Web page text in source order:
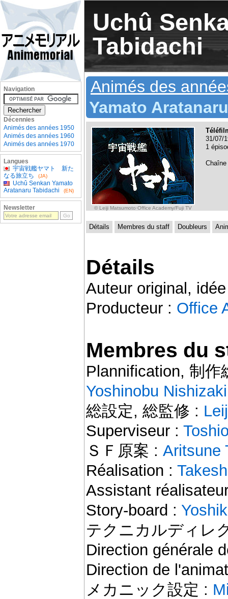
Uchû
Tabidachi
Animés des
Yamato
© Leiji Matsumoto·Office Academy/Fuji TV
31/07/
1
Détails Membres du staff Doubleurs
Détails
Auteur original,
Producteur : Office
Membres du
Plannification, 制作
Yoshinobu Nishizaki
総設定, 総監修 :
Superviseur :
ＳＦ原案 : Aritsune
Réalisation :
Assistant
Story-board :
テクニカルディレ
Direction générale
Direction de
メカニック設定 :
Navigation
Décennies
Animés des années 1950
Animés des années 1960
Animés des années 1970
Langues
宇宙戦艦ヤマト 新た
なる旅立ち
(JA)
Uchû Senkan Yamato
Aratanaru Tabidachi
(EN)
Newsletter